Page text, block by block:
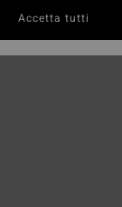
Accetta tutti